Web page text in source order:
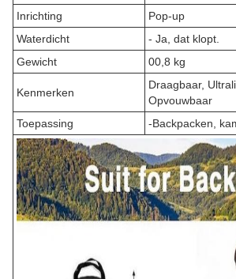
Inrichting
Pop-up
Waterdicht
- Ja, dat klopt.
Gewicht
00,8 kg
Kenmerken
Draagbaar,
Opvouwbaar
Toepassing
-Backpacken,